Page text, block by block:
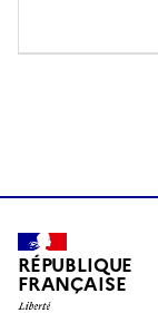
RÉPUBLIQUE
FRANÇAISE